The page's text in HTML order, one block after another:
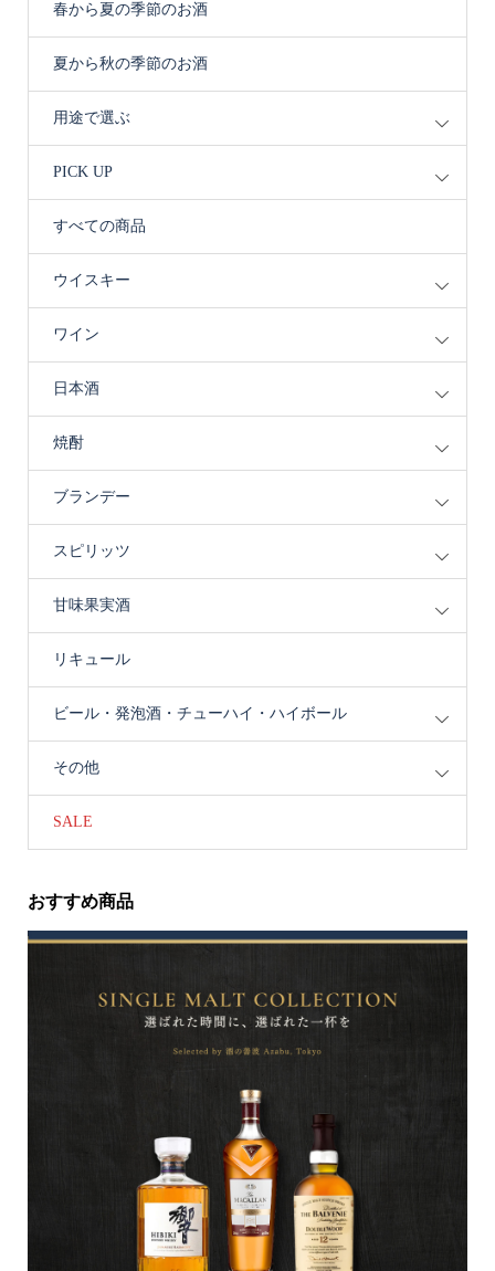
春から夏の季節のお酒
夏から秋の季節のお酒
用途で選ぶ
PICK UP
すべての商品
ウイスキー
ワイン
日本酒
焼酎
ブランデー
スピリッツ
甘味果実酒
リキュール
ビール・発泡酒・チューハイ・ハイボール
その他
SALE
おすすめ商品